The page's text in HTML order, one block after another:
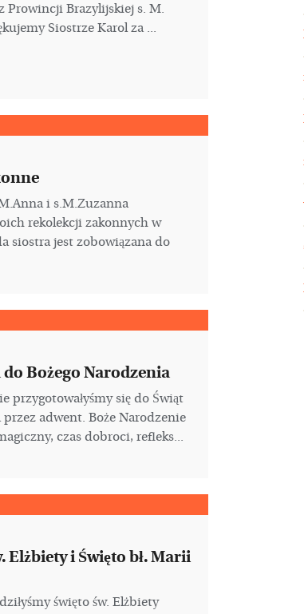
Prowincji Brazylijskiej s. M.
Siostrze Karol za ...
i s.M.Zuzanna
rekolekcji zakonnych w
siostra jest zobowiązana do
Bożego Narodzenia
przygotowałyśmy się do Świąt
przez adwent. Boże Narodzenie
czas dobroci, refleks...
Elżbiety i Święto bł. Marii
święto św. Elżbiety